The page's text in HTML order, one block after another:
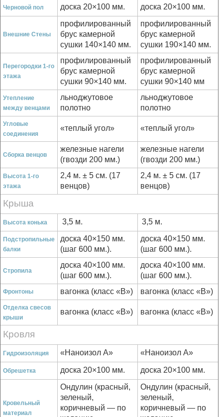
Черновой пол доска 20×100 мм. доска 20×100 мм.
Внешние Стены
профилированный
брус камерной
сушки 140×140 мм.
профилированный
брус камерной
сушки 190×140 мм.
Перегородки 1-го
этажа
профилированный
брус камерной
сушки 90×140 мм.
профилированный
брус камерной
сушки 90×140 мм
Утепление
между венцами
льноджутовое
полотно
льноджутовое
полотно
Угловые
соединения
«теплый угол» «теплый угол»
Сборка венцов
железные нагели
(гвозди 200 мм.)
железные нагели
(гвозди 200 мм.)
Высота 1-го
этажа
2,4 м. ± 5 см. (17
венцов)
2,4 м. ± 5 см. (17
венцов)
Крыша
Высота конька 3,5 м. 3,5 м.
Подстропильные
балки
доска 40×150 мм.
(шаг 600 мм.).
доска 40×150 мм.
(шаг 600 мм.).
Стропила
доска 40×100 мм.
(шаг 600 мм.).
доска 40×100 мм.
(шаг 600 мм.).
Фронтоны вагонка (класс «В») вагонка (класс «В»)
Отделка свесов
крыши
вагонка (класс «В») вагонка (класс «В»)
Кровля
Гидроизоляция «Наноизол А» «Наноизол А»
Обрешетка доска 20×100 мм. доска 20×100 мм.
Кровельный
материал
Ондулин (красный,
зеленый,
коричневый — по
Ондулин (красный,
зеленый,
коричневый — по